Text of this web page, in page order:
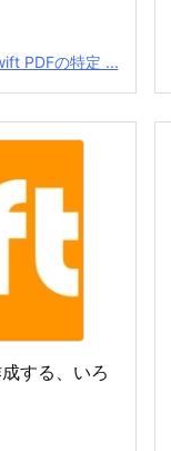
PDFの特定 ...
する、いろ